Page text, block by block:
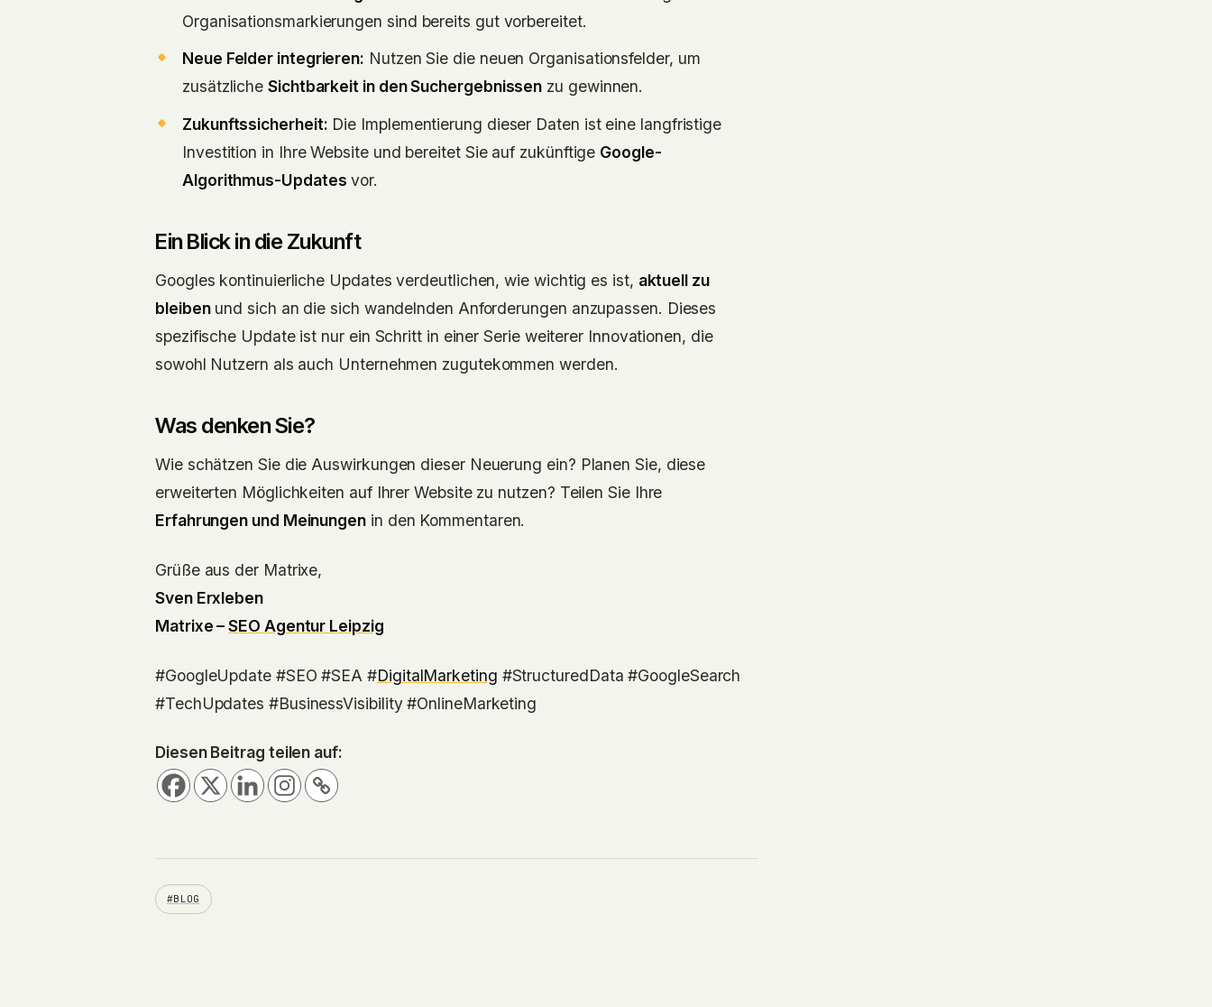
Organisationsmarkierungen sind bereits gut vorbereitet.
Neue Felder integrieren: Nutzen Sie die neuen Organisationsfelder, um
zusätzlicheSichtbarkeit in den Suchergebnissen zu gewinnen.
Zukunftssicherheit: Die Implementierung dieser Daten ist eine langfristige
Investition in Ihre Website und bereitet Sie auf zukünftige Google-
Algorithmus-Updates vor.
Ein Blick in die Zukunft
Googles kontinuierliche Updates verdeutlichen, wie wichtig es ist, aktuell zu
bleibenund sich an die sich wandelnden Anforderungen anzupassen. Dieses
spezifische Update ist nur ein Schritt in einer Serie weiterer Innovationen, die
sowohl Nutzern als auch Unternehmen zugutekommen werden.
Was denken Sie?
Wie schätzen Sie die Auswirkungen dieser Neuerung ein? Planen Sie, diese
erweiterten Möglichkeiten auf Ihrer Website zu nutzen? Teilen Sie Ihre
Erfahrungen und Meinungen in den Kommentaren.
Grüße aus der Matrixe,
Sven Erxleben
Matrixe –SEO Agentur Leipzig
#GoogleUpdate #SEO #SEA #DigitalMarketing #StructuredData #GoogleSearch
#TechUpdates #BusinessVisibility #OnlineMarketing
Diesen Beitrag teilen auf:
#BLOG